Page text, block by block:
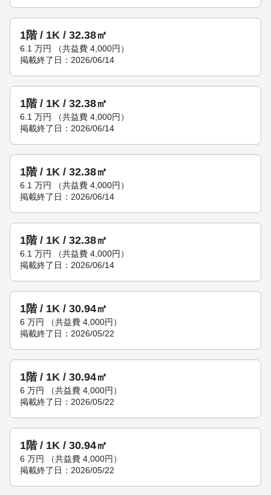
1階 / 1K / 32.38㎡
6.1 万円
（共益費 4,000円）
掲載終了日：2026/06/14
1階 / 1K / 32.38㎡
6.1 万円
（共益費 4,000円）
掲載終了日：2026/06/14
1階 / 1K / 32.38㎡
6.1 万円
（共益費 4,000円）
掲載終了日：2026/06/14
1階 / 1K / 32.38㎡
6.1 万円
（共益費 4,000円）
掲載終了日：2026/06/14
1階 / 1K / 30.94㎡
6 万円
（共益費 4,000円）
掲載終了日：2026/05/22
1階 / 1K / 30.94㎡
6 万円
（共益費 4,000円）
掲載終了日：2026/05/22
1階 / 1K / 30.94㎡
6 万円
（共益費 4,000円）
掲載終了日：2026/05/22